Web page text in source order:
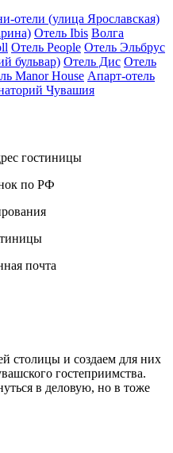
отели (улица Ярославская)
Отель Ibis Волга
Отель People Отель Эльбрус
бульвар) Отель Дис Отель
Manor House Апарт-отель
Чувашия
гостиницы
по РФ
почта
столицы и создаем для них
гостеприимства.
в деловую, но в тоже